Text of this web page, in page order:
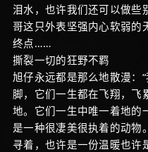
泪水，也许我们还可以做些
哥这只外表坚强内心软弱的
终点……
撕裂一切的狂野不羁
旭仔永远都是那么地散漫：
脚，它们一生都在飞翔，飞
地。它们一生中唯一着地的
是一种很凄美很执着的动物
寻着，也许是一份温暖也许